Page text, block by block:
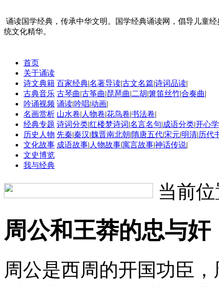
诵读国学经典，传承中华文明。国学经典诵读网，倡导儿童
统文化精华。
首页
关于诵读
诗文典籍 百家经典|名著导读|古文名篇|诗词品读|
古典音乐 古琴曲|古筝曲|琵琶曲|二胡|箫笛丝竹|合奏曲|
吟诵视频 诵读|吟唱|动画|
名画赏析 山水卷| 人物卷|花鸟卷|书法卷|
经典专题 诗词分类|红楼梦诗词|名言名句|成语分类|开心
历史人物 先秦|秦汉|魏晋南北朝|隋唐五代|宋元|明清|历代
文化故事 成语故事| 人物故事|寓言故事|神话传说|
文史博览
我与经典
当前
周公和王莽的忠与奸
周公是西周的开国功臣